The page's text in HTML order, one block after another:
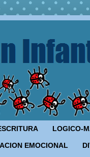
LOGICO-
EMOCIONAL